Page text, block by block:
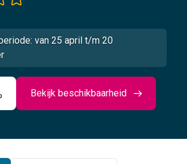
van 25 april t/m 20
Bekijk beschikbaarheid